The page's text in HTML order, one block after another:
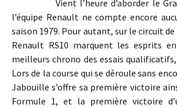
Vient l’heure d’aborder le
l’équipe Renault ne compte encore
saison 1979. Pour autant, sur le circuit
Renault RS10 marquent les esprits
meilleurs chrono des essais
Lors de la course qui se déroule sans
Jabouille s’offre sa première victoire
Formule 1, et la première victoire